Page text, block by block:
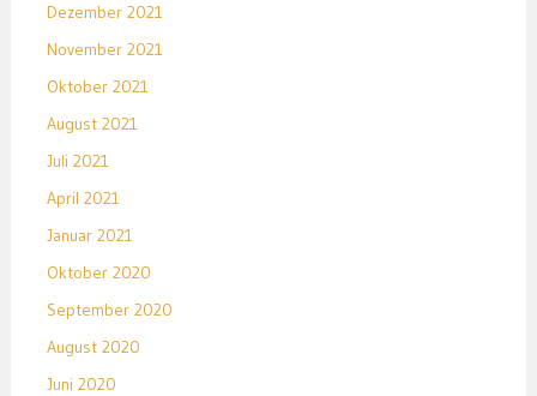
Dezember 2021
November 2021
Oktober 2021
August 2021
Juli 2021
April 2021
Januar 2021
Oktober 2020
September 2020
August 2020
Juni 2020